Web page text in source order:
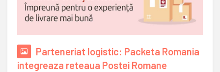
Parteneriat logistic: Packeta Romania
integreaza reteaua Postei Romane